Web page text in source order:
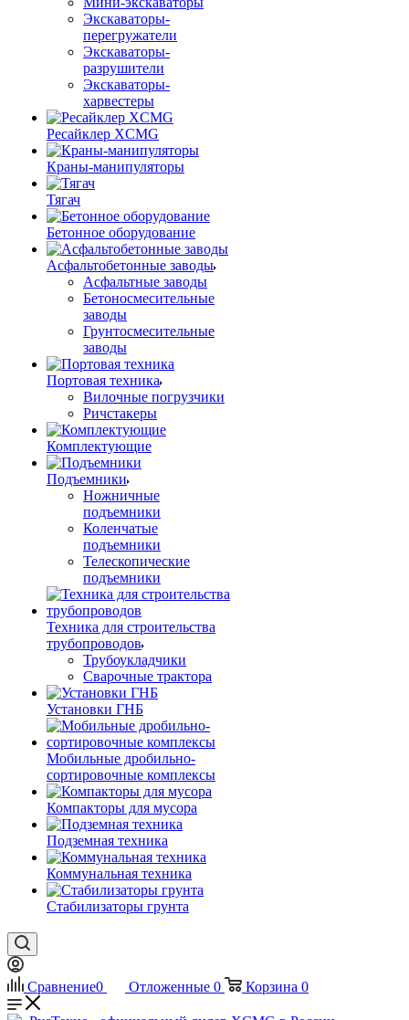
Экскаваторы-
перегружатели
Экскаваторы-
разрушители
Экскаваторы-
харвестеры
Ресайклер XCMG
Краны-манипуляторы
Тягач
Бетонное оборудование
Асфальтобетонные заводы
Асфальтные заводы
Бетоносмесительные
заводы
Грунтосмесительные
заводы
Портовая техника
Вилочные погрузчики
Ричстакеры
Комплектующие
Подъемники
Ножничные
подъемники
Коленчатые
подъемники
Телескопические
подъемники
Техника для строительства
трубопроводов
Трубоукладчики
Сварочные трактора
Установки ГНБ
Мобильные дробильно-
сортировочные комплексы
Компакторы для мусора
Подземная техника
Коммунальная техника
Стабилизаторы грунта
Сравнение0 Отложенные 0 Корзина 0